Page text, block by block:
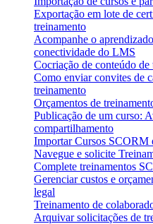
Exportação em lote de
treinamento
Acompanhe o
conectividade do LMS
Cocriação de conteúdo
Como enviar convites de
treinamento
Orçamentos de
Publicação de um curso:
compartilhamento
Importar Cursos SCORM
Navegue e solicite
Complete treinamentos
Gerenciar custos e
legal
Treinamento de
Arquivar solicitações de